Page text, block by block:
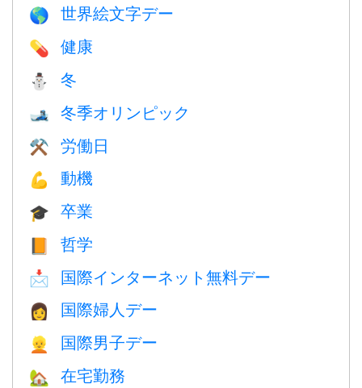
🌎 世界絵文字デー
💊 健康
⛄ 冬
🎿 冬季オリンピック
⚒️ 労働日
💪 動機
🎓 卒業
📙 哲学
📩 国際インターネット無料デー
👩 国際婦人デー
👱 国際男子デー
🏡 在宅勤務